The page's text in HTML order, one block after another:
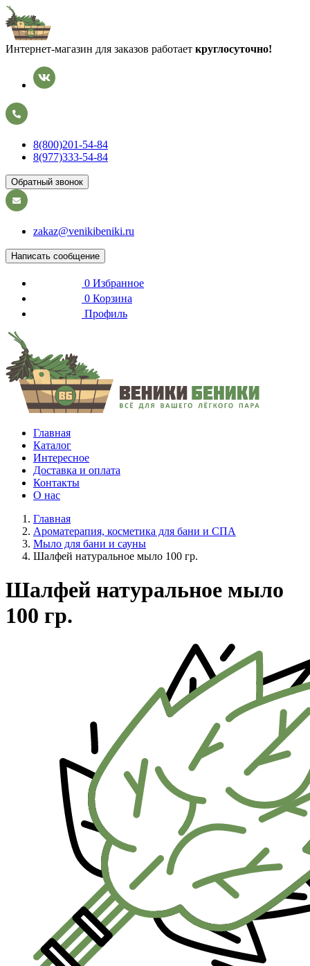
Интернет-магазин для заказов работает круглосуточно!
8(800)201-54-84
8(977)333-54-84
Обратный звонок
zakaz@venikibeniki.ru
Написать сообщение
0 Избранное
0 Корзина
Профиль
Главная
Каталог
Интересное
Доставка и оплата
Контакты
О нас
Главная
Ароматерапия, косметика для бани и СПА
Мыло для бани и сауны
Шалфей натуральное мыло 100 гр.
Шалфей натуральное мыло
100 гр.